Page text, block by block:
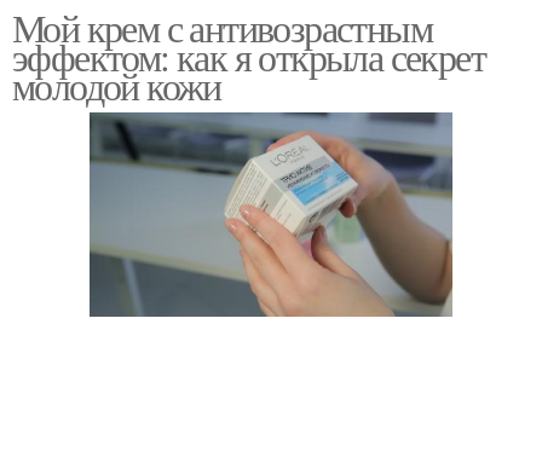
Мой крем с антивозрастным
эффектом: как я открыла секрет
молодой кожи